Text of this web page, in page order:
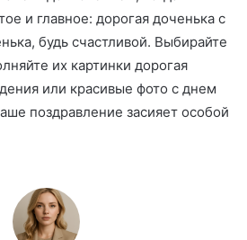
и главное: дорогая доченька с
будь счастливой. Выбирайте
их картинки дорогая
или красивые фото с днем
поздравление засияет особой